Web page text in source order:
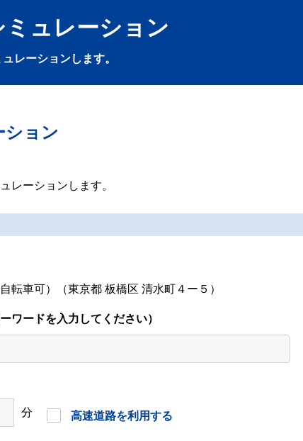
ミュレーション
レーションします。
ション
レーションします。
転車可）（東京都 板橋区 清水町４ー５）
ワードを入力してください）
分 高速道路を利用する